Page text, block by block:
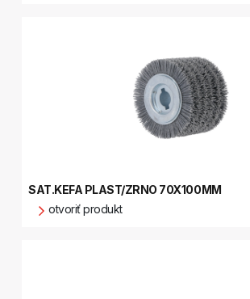
SAT.KEFA PLAST/ZRNO 70X100MM
otvoriť produkt